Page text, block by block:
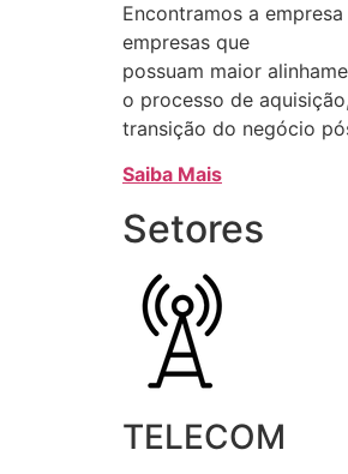
Encontramos a
empresas que
possuam maior
o processo de
transição do negócio
Saiba Mais
Setores
TELECOM